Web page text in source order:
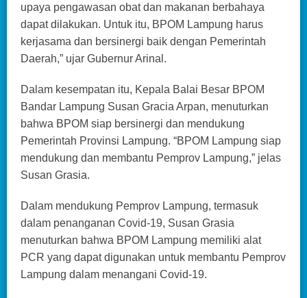
upaya pengawasan obat dan makanan berbahaya
dapat dilakukan. Untuk itu, BPOM Lampung harus
kerjasama dan bersinergi baik dengan Pemerintah
Daerah,” ujar Gubernur Arinal.
Dalam kesempatan itu, Kepala Balai Besar BPOM
Bandar Lampung Susan Gracia Arpan, menuturkan
bahwa BPOM siap bersinergi dan mendukung
Pemerintah Provinsi Lampung. “BPOM Lampung siap
mendukung dan membantu Pemprov Lampung,” jelas
Susan Grasia.
Dalam mendukung Pemprov Lampung, termasuk
dalam penanganan Covid-19, Susan Grasia
menuturkan bahwa BPOM Lampung memiliki alat
PCR yang dapat digunakan untuk membantu Pemprov
Lampung dalam menangani Covid-19.